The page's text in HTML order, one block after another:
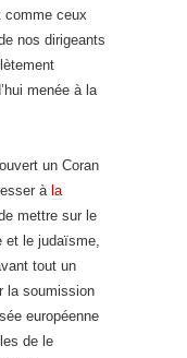
comme ceux
nos dirigeants
menée à la
un Coran
à la
mettre sur le
et le judaïsme,
tout un
la soumission
européenne
de le